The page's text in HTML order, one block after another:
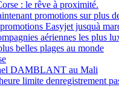
: le rêve à proximité.
promotions sur plus
Easyjet jusquà
aériennes les plus
belles plages au monde
DAMBLANT au Mali
limite denregistrement